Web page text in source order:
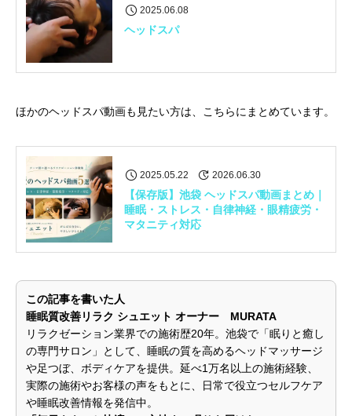
2025.06.08
ヘッドスパ
ほかのヘッドスパ動画も見たい方は、こちらにまとめています。
2025.05.22 2026.06.30
【保存版】池袋 ヘッドスパ動画まとめ｜
睡眠・ストレス・自律神経・眼精疲労・
マタニティ対応
この記事を書いた人
睡眠質改善リラク シュエット オーナー MURATA
リラクゼーション業界での施術歴20年。池袋で「眠りと癒し
の専門サロン」として、睡眠の質を高めるヘッドマッサージ
や足つぼ、ボディケアを提供。延べ1万名以上の施術経験、
実際の施術やお客様の声をもとに、日常で役立つセルフケア
や睡眠改善情報を発信中。